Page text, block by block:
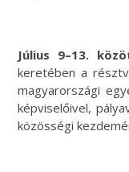
Július 9–13.
keretében a
magyarországi
képviselőivel,
közösségi